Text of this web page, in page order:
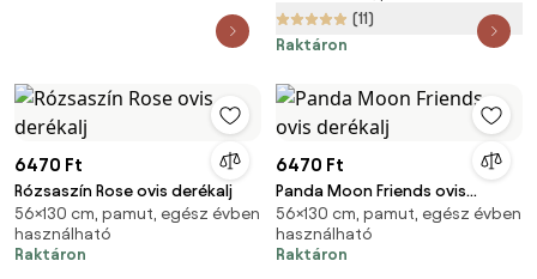
(11)
Raktáron
6470 Ft
Rózsaszín Rose ovis derékalj
56×130 cm, pamut, egész évben
használható
Raktáron
6470 Ft
Panda Moon Friends ovis
derékalj
56×130 cm, pamut, egész évben
használható
Raktáron